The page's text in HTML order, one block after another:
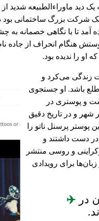
دید ماوراء‌الطبیعه شدید
بزرگ ساختمانی بود
تا با نگاهی خصمانه
هنگام انحراف از جاده
زندگی می‌کرد و
باشد. او جستجوی
و پوستری در
شهر و در تاریخ دقیق
پوستر پرسنل ناتو را
دست داشتند و
و روسی منتشر
برای رویدادی
در ✈️